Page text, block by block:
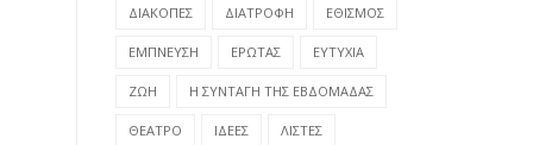
ΔΙΑΚΟΠΕΣ ΔΙΑΤΡΟΦΗ ΕΘΙΣΜΟΣ
ΕΜΠΝΕΥΣΗ ΕΡΩΤΑΣ ΕΥΤΥΧΙΑ
ΖΩΗ Η ΣΥΝΤΑΓΗ ΤΗΣ ΕΒΔΟΜΑΔΑΣ
ΘΕΑΤΡΟ ΙΔΕΕΣ ΛΙΣΤΕΣ